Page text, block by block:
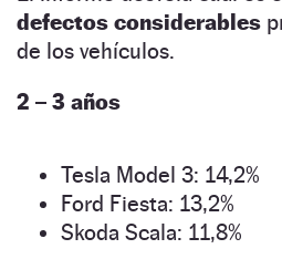
defectos considerables
de los vehículos.
2 – 3 años
Tesla Model 3: 14,2%
Ford Fiesta: 13,2%
Skoda Scala: 11,8%